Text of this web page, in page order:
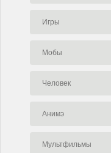
Игры
Мобы
Человек
Анимэ
Мультфильмы